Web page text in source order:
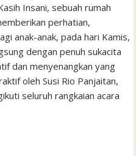
Insani, sebuah rumah
perhatian,
anak-anak, pada hari Kamis,
dengan penuh sukacita
dan menyenangkan yang
oleh Susi Rio Panjaitan,
seluruh rangkaian acara